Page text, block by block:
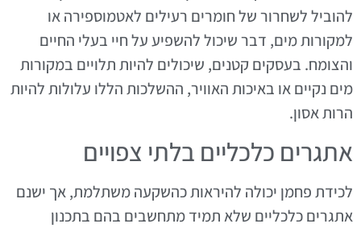
להוביל לשחרור של חומרים רעילים לאטמוספירה או
למקורות מים, דבר שיכול להשפיע על חיי בעלי החיים
והצומח. בעסקים קטנים, שיכולים להיות תלויים במקורות
מים נקיים או באיכות האוויר, ההשלכות הללו עלולות להיות
הרות אסון.
אתגרים כלכליים בלתי צפויים
לכידת פחמן יכולה להיראות כהשקעה משתלמת, אך ישנם
אתגרים כלכליים שלא תמיד מתחשבים בהם בתכנון